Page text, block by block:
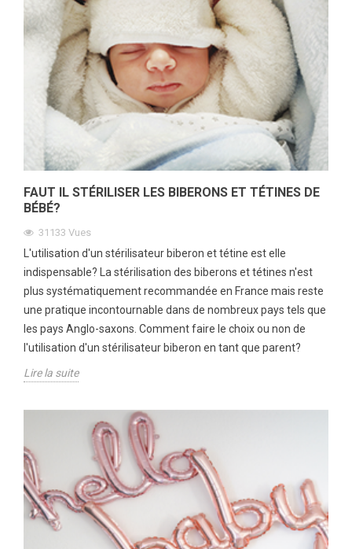
FAUT IL STÉRILISER LES BIBERONS ET TÉTINES DE
BÉBÉ?
31133 Vues
L'utilisation d'un stérilisateur biberon et tétine est elle
indispensable? La stérilisation des biberons et tétines n'est
plus systématiquement recommandée en France mais reste
une pratique incontournable dans de nombreux pays tels que
les pays Anglo-saxons. Comment faire le choix ou non de
l'utilisation d'un stérilisateur biberon en tant que parent?
Lire la suite